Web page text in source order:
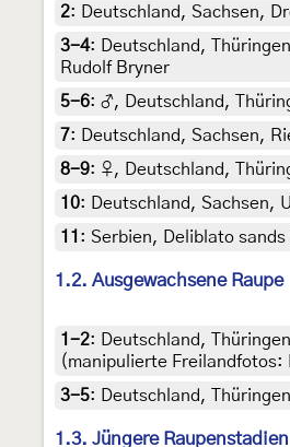
2: Deutschland, Sachsen,
3-4:
Deutschland,
Rudolf Bryner
5-6: ♂, Deutschland,
7: Deutschland, Sachsen,
8-9: ♀, Deutschland,
10: Deutschland, Sachsen,
11 : Serbien, Deliblato
1.2. Ausgewachsene Raupe
1-2: Deutschland,
(manipulierte
3-5: Deutschland,
1.3. Jüngere Raupenstadien